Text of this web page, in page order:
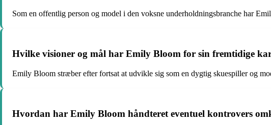
Som en offentlig person og model i den voksne underholdningsbranche har
Hvilke visioner og mål har Emily Bloom for sin fremtidige
Emily Bloom stræber efter fortsat at udvikle sig som en dygtig skuespiller og
Hvordan har Emily Bloom håndteret eventuel kontrovers